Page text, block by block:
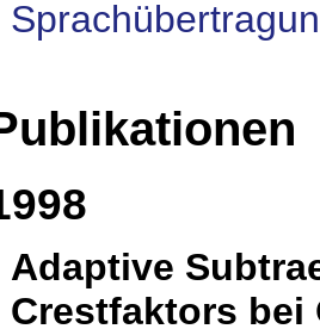
Adaptive
Crestfaktors bei